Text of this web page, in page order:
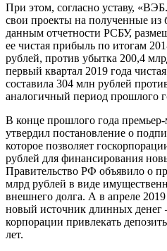
При этом, согласно уставу,
свои проекты на полученные из
данным отчетности РСБУ,
ее чистая прибыль по итогам
рублей, против убытка 200,4
первый квартал 2019 года
составила 304 млн рублей
аналогичный период прошлого
В конце прошлого года
утвердил постановление о
которое позволяет
рублей для финансирования
Правительство РФ объявило о
млрд рублей в виде
внешнего долга. А в апреле
новый источник длинных денег
корпорации привлекать
лет.